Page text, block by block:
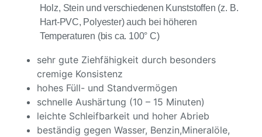
Holz, Stein und verschiedenen Kunststoffen (z. B.
Hart-PVC, Polyester) auch bei höheren
Temperaturen (bis ca. 100° C)
sehr gute Ziehfähigkeit durch besonders
cremige Konsistenz
hohes Füll- und Standvermögen
schnelle Aushärtung (10 – 15 Minuten)
leichte Schleifbarkeit und hoher Abrieb
beständig gegen Wasser, Benzin,Mineralöle,